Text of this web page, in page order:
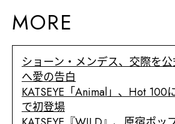
MORE
ショーン・メンデス、交際を
へ愛の告白
KATSEYE「Animal」、Hot 100
で初登場